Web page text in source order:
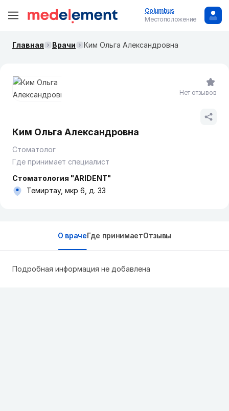
Columbus
Местоположение
Главная Врачи Ким Ольга Александровна
Ким Ольга Александровна
Стоматолог
Где принимает специалист
Стоматология "ARIDENT"
Темиртау, мкр 6, д. 33
Нет отзывов
О врачеГде принимаетОтзывы
Подробная информация не добавлена